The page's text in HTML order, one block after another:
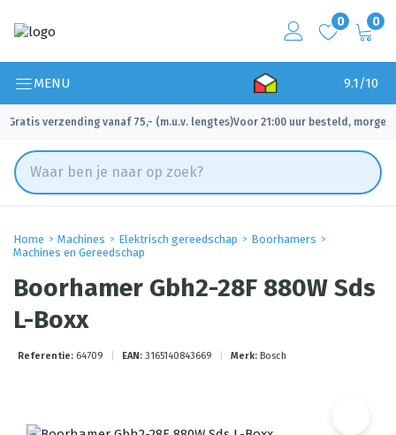
0 0
MENU 9.1/10
Gratis verzending vanaf 75,- (m.u.v. lengtes)
✓ Voor 21:00 uur besteld, morgen
Home Machines Elektrisch gereedschap
Boorhamers
Machines en Gereedschap
Boorhamer Gbh2-28F 880W Sds
L-Boxx
Referentie: 64709 EAN: 3165140843669 Merk: Bosch